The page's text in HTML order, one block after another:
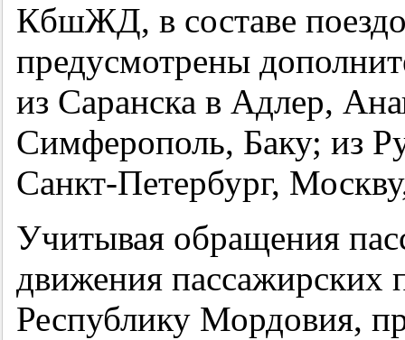
КбшЖД, в составе
предусмотрены
из Саранска в Адлер,
Симферополь, Баку; из
Санкт-Петербург,
Учитывая обращения
движения пассажирских
Республику Мордовия,